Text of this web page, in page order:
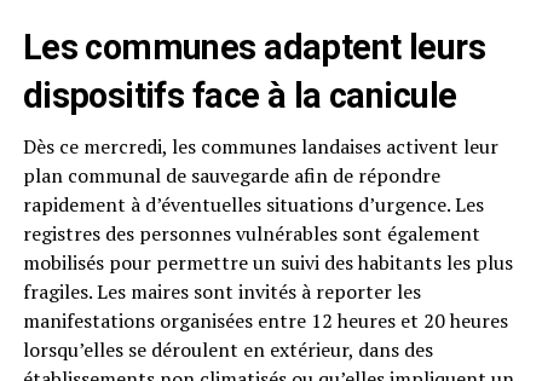
Les communes adaptent leurs
dispositifs face à la canicule
Dès ce mercredi, les communes landaises activent leur
plan communal de sauvegarde afin de répondre
rapidement à d’éventuelles situations d’urgence. Les
registres des personnes vulnérables sont également
mobilisés pour permettre un suivi des habitants les plus
fragiles. Les maires sont invités à reporter les
manifestations organisées entre 12 heures et 20 heures
lorsqu’elles se déroulent en extérieur, dans des